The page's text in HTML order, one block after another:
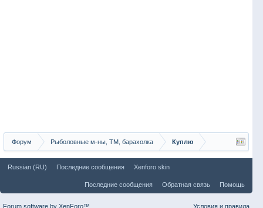
Форум Рыболовные м-ны, ТМ, барахолка Куплю
Russian (RU) Последние сообщения Xenforo skin
Последние сообщения Обратная связь Помощь
Условия и правила
Forum software by XenForo™